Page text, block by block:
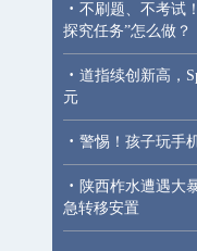
· 不刷题、不考试
探究任务”怎么做？
· 道指续创新高，
元
· 警惕！孩子玩手
· 陕西柞水遭遇大
急转移安置